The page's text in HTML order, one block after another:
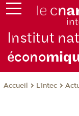
Institut
écono
Accueil L'Intec